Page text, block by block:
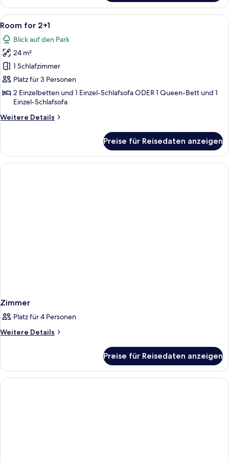
Room
for
2+1
Alle
Fotos
für
Room
for
2+1
anzeigen
Ein modernes Hotelzimmer mit
5
Room for 2+1
Blick auf den Park
24 m²
1 Schlafzimmer
Platz für 3 Personen
2 Einzelbetten und 1 Einzel-Schlafsofa ODER 1 Queen-Bett und 1
Einzel-Schlafsofa
Weitere Details
Weitere
for
2+1
Preise für Reisedaten anzeigen
Zimmer
Platz für 4 Personen
Weitere Details
Weitere
Preise für Reisedaten anzeigen